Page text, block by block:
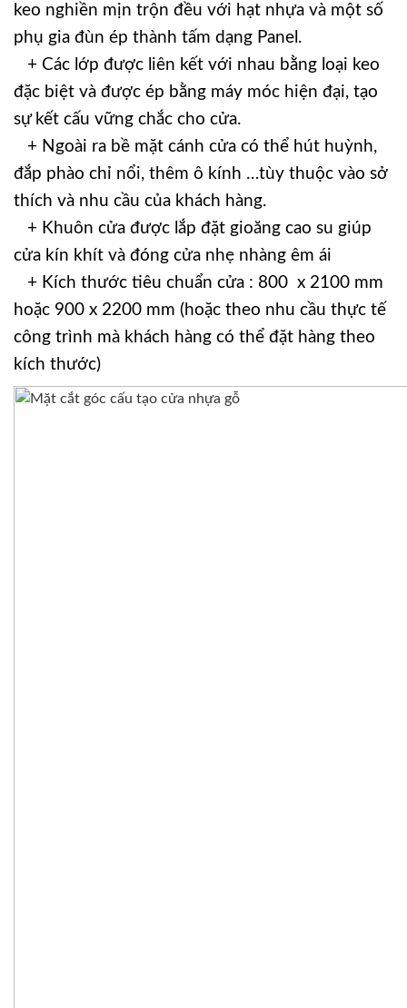
keo nghiền mịn trộn đều với hạt nhựa và một số
phụ gia đùn ép thành tấm dạng Panel.
+ Các lớp được liên kết với nhau bằng loại keo
đặc biệt và được ép bằng máy móc hiện đại, tạo
sự kết cấu vững chắc cho cửa.
+ Ngoài ra bề mặt cánh cửa có thể hút huỳnh,
đắp phào chỉ nổi, thêm ô kính …tùy thuộc vào sở
thích và nhu cầu của khách hàng.
+ Khuôn cửa được lắp đặt gioăng cao su giúp
cửa kín khít và đóng cửa nhẹ nhàng êm ái
+ Kích thước tiêu chuẩn cửa : 800 x 2100 mm
hoặc 900 x 2200 mm (hoặc theo nhu cầu thực tế
công trình mà khách hàng có thể đặt hàng theo
kích thước)